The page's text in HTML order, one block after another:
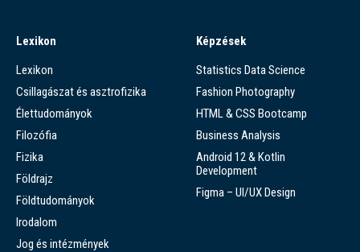
Lexikon
Lexikon
Csillagászat és asztrofizika
Élettudományok
Filozófia
Fizika
Földrajz
Földtudományok
Irodalom
Jog és intézmények
Képzések
Statistics Data Science
Fashion Photography
HTML & CSS Bootcamp
Business Analysis
Android 12 & Kotlin
Development
Figma – UI/UX Design